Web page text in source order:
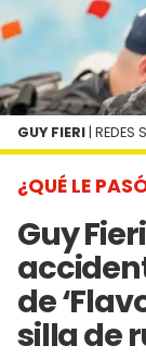
¿QUÉ LE
Guy
de
silla de
GUY FIERI | REDES